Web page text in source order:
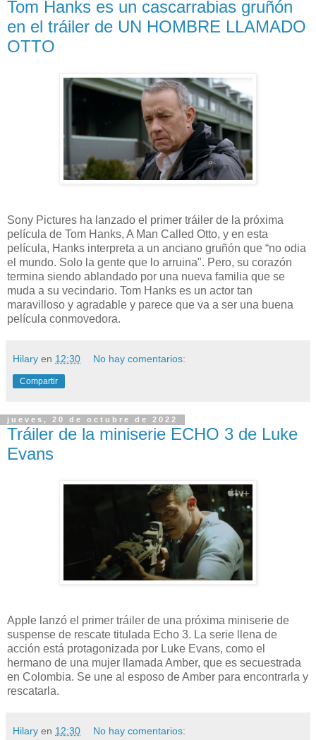
Tom Hanks es un cascarrabias gruñón
en el tráiler de UN HOMBRE LLAMADO
OTTO
Sony Pictures ha lanzado el primer tráiler de la próxima
película de Tom Hanks, A Man Called Otto, y en esta
película, Hanks interpreta a un anciano gruñón que “no odia
el mundo. Solo la gente que lo arruina". Pero, su corazón
termina siendo ablandado por una nueva familia que se
muda a su vecindario. Tom Hanks es un actor tan
maravilloso y agradable y parece que va a ser una buena
película conmovedora.
Hilary en 12:30 No hay comentarios:
Compartir
jueves, 20 de octubre de 2022
Tráiler de la miniserie ECHO 3 de Luke
Evans
Apple lanzó el primer tráiler de una próxima miniserie de
suspense de rescate titulada Echo 3. La serie llena de
acción está protagonizada por Luke Evans, como el
hermano de una mujer llamada Amber, que es secuestrada
en Colombia. Se une al esposo de Amber para encontrarla y
rescatarla.
Hilary en 12:30 No hay comentarios: